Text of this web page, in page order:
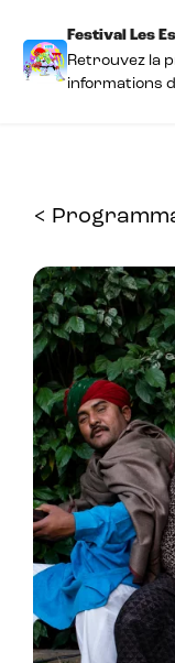
<
Festival Les
Retrouvez la
informations